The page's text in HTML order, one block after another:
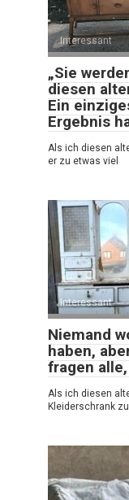
Interessant
„Sie
diesen
Ein
Ergebnis
Als ich diesen
er zu etwas viel
Interessant
Niemand
haben,
fragen
Als ich diesen
Kleiderschrank